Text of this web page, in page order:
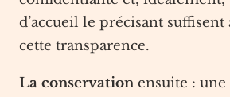
d’accueil le précisant
cette transparence.
La conservation ensuite :